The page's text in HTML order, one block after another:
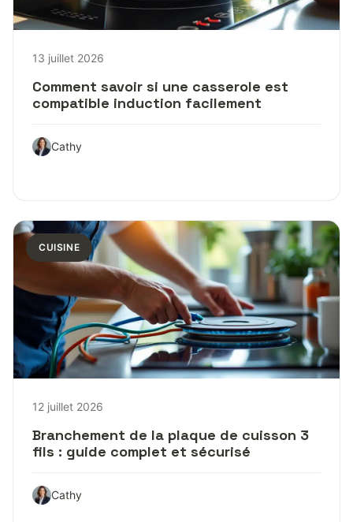
13 juillet 2026
Comment savoir si une casserole est
compatible induction facilement
Cathy
CUISINE
12 juillet 2026
Branchement de la plaque de cuisson 3
fils : guide complet et sécurisé
Cathy